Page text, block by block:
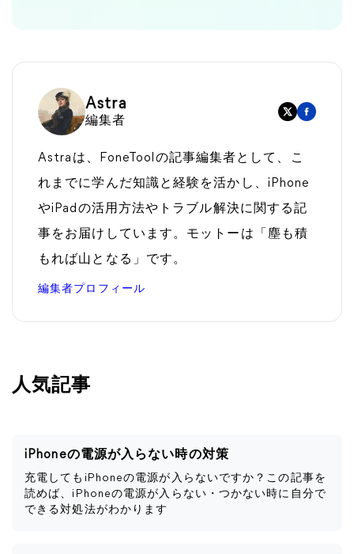
Astra
編集者
Astraは、FoneToolの記事編集者として、こ
れまでに学んだ知識と経験を活かし、iPhone
やiPadの活用方法やトラブル解決に関する記
事をお届けしています。モットーは「塵も積
もれば山となる」です。
編集者プロフィール
人気記事
iPhoneの電源が入らない時の対策
充電してもiPhoneの電源が入らないですか？この記事を
読めば、iPhoneの電源が入らない・つかない時に自分で
できる対処法がわかります